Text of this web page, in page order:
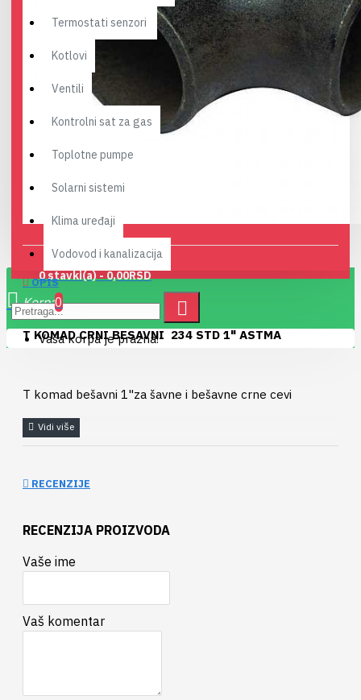
0 stavki(a) - 0,00RSD
0
Vaša korpa je prazna!
Termostati senzori
Kotlovi
Ventili
Kontrolni sat za gas
Toplotne pumpe
Solarni sistemi
Klima uređaji
Vodovod i kanalizacija
OPIS
T KOMAD CRNI BESAVNI 234 STD 1" ASTMA
T komad bešavni 1"za šavne i bešavne crne cevi
RECENZIJE
RECENZIJA PROIZVODA
Vaše ime
Vaš komentar